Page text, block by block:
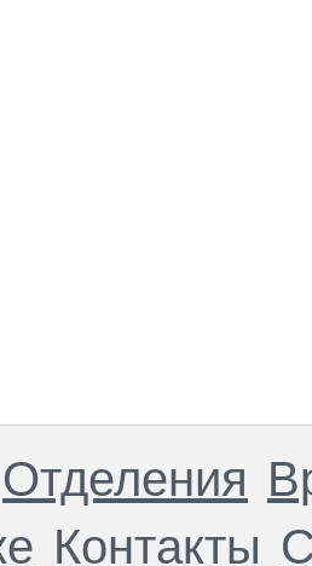
Отделения
Контакты